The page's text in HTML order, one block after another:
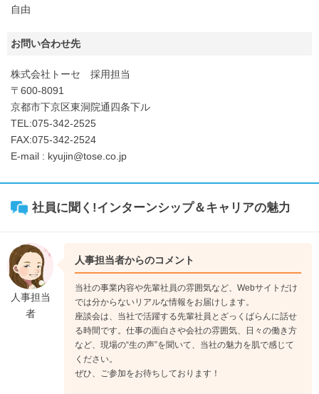
自由
お問い合わせ先
株式会社トーセ 採用担当
〒600-8091
京都市下京区東洞院通四条下ル
TEL:075-342-2525
FAX:075-342-2524
E-mail : kyujin@tose.co.jp
社員に聞く!インターンシップ＆キャリアの魅力
人事担当
者
人事担当者からのコメント
当社の事業内容や先輩社員の雰囲気など、Webサイトだけ
では分からないリアルな情報をお届けします。
座談会は、当社で活躍する先輩社員とざっくばらんに話せ
る時間です。仕事の面白さや会社の雰囲気、日々の働き方
など、現場の“生の声”を聞いて、当社の魅力を肌で感じて
ください。
ぜひ、ご参加をお待ちしております！